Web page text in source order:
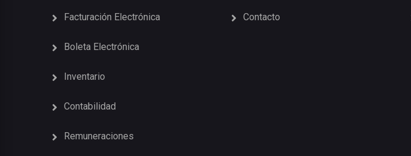
Facturación Electrónica
Boleta Electrónica
Inventario
Contabilidad
Remuneraciones
Contacto